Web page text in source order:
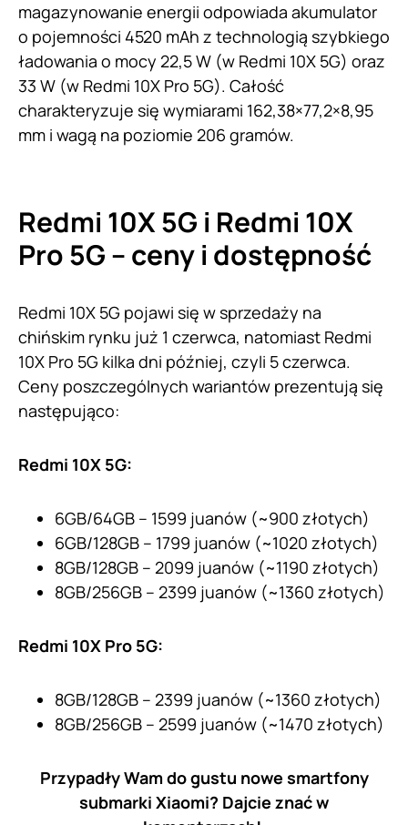
magazynowanie energii odpowiada akumulator
o pojemności 4520 mAh z technologią szybkiego
ładowania o mocy 22,5 W (w Redmi 10X 5G) oraz
33 W (w Redmi 10X Pro 5G). Całość
charakteryzuje się wymiarami 162,38×77,2×8,95
mm i wagą na poziomie 206 gramów.
Redmi 10X 5G i Redmi 10X
Pro 5G – ceny i dostępność
Redmi 10X 5G pojawi się w sprzedaży na
chińskim rynku już 1 czerwca, natomiast Redmi
10X Pro 5G kilka dni później, czyli 5 czerwca.
Ceny poszczególnych wariantów prezentują się
następująco:
Redmi 10X 5G:
6GB/64GB – 1599 juanów (~900 złotych)
6GB/128GB – 1799 juanów (~1020 złotych)
8GB/128GB – 2099 juanów (~1190 złotych)
8GB/256GB – 2399 juanów (~1360 złotych)
Redmi 10X Pro 5G:
8GB/128GB – 2399 juanów (~1360 złotych)
8GB/256GB – 2599 juanów (~1470 złotych)
Przypadły Wam do gustu nowe smartfony
submarki Xiaomi? Dajcie znać w